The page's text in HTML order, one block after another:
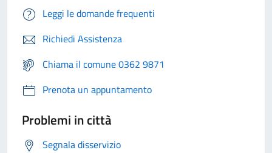
Leggi le domande frequenti
Richiedi Assistenza
Chiama il comune 0362 9871
Prenota un appuntamento
Problemi in città
Segnala disservizio